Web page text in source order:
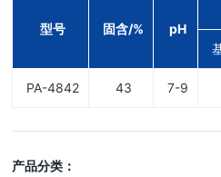
型号 固含/% pH
PA-4842 43 7-9
产品分类：